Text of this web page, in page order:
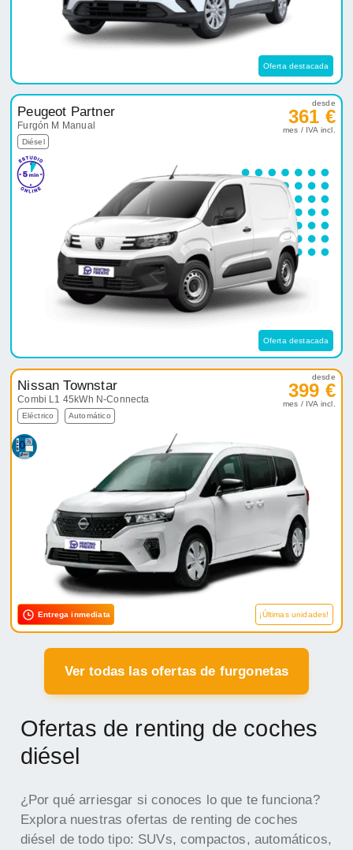
Oferta destacada
Peugeot Partner
Furgón M Manual
Diésel
desde
361 €
mes / IVA incl.
Oferta destacada
Nissan Townstar
Combi L1 45kWh N-Connecta
Eléctrico Automático
desde
399 €
mes / IVA incl.
Entrega inmediata ¡Últimas unidades!
Ver todas las ofertas de furgonetas
Ofertas de renting de coches
diésel
¿Por qué arriesgar si conoces lo que te funciona?
Explora nuestras ofertas de renting de coches
diésel de todo tipo: SUVs, compactos, automáticos,